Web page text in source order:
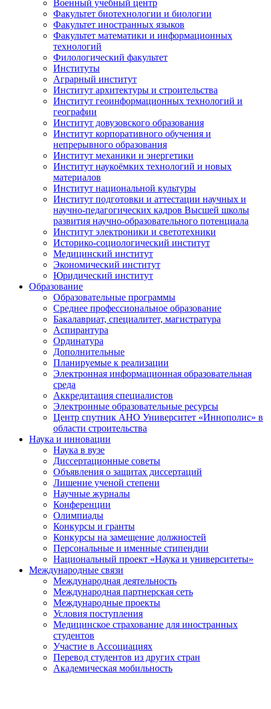
Военный учебный центр
Факультет биотехнологии и биологии
Факультет иностранных языков
Факультет математики и информационных
технологий
Филологический факультет
Институты
Аграрный институт
Институт архитектуры и строительства
Институт геоинформационных технологий и
географии
Институт довузовского образования
Институт корпоративного обучения и
непрерывного образования
Институт механики и энергетики
Институт наукоёмких технологий и новых
материалов
Институт национальной культуры
Институт подготовки и аттестации научных и
научно-педагогических кадров Высшей школы
развития научно-образовательного потенциала
Институт электроники и светотехники
Историко-социологический институт
Медицинский институт
Экономический институт
Юридический институт
Образование
Образовательные программы
Среднее профессиональное образование
Бакалавриат, специалитет, магистратура
Аспирантура
Ординатура
Дополнительные
Планируемые к реализации
Электронная информационная образовательная
среда
Аккредитация специалистов
Электронные образовательные ресурсы
Центр спутник АНО Университет «Иннополис» в
области строительства
Наука и инновации
Наука в вузе
Диссертационные советы
Объявления о защитах диссертаций
Лишение ученой степени
Научные журналы
Конференции
Олимпиады
Конкурсы и гранты
Конкурсы на замещение должностей
Персональные и именные стипендии
Национальный проект «Наука и университеты»
Международные связи
Международная деятельность
Международная партнерская сеть
Международные проекты
Условия поступления
Медицинское страхование для иностранных
студентов
Участие в Ассоциациях
Перевод студентов из других стран
Академическая мобильность